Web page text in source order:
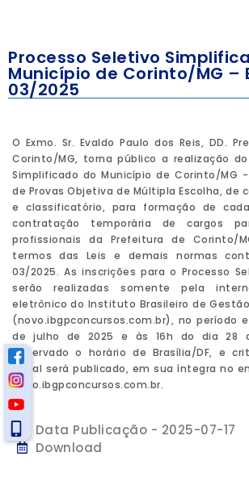
Processo Seletivo
Município de Corinto/MG –
03/2025
O Exmo. Sr. Evaldo Paulo dos Reis, DD.
Corinto/MG, torna público a realização do
Simplificado do Município de Corinto/MG -
de Provas Objetiva de Múltipla Escolha, de
e classificatório, para formação de
contratação temporária de cargos
profissionais da Prefeitura de Corinto/
termos das Leis e demais normas
03/2025. As inscrições para o Processo
serão realizadas somente pela
eletrônico do Instituto Brasileiro de Gestão
(novo.ibgpconcursos.com.br), no período
de julho de 2025 e às 16h do dia 28
observado o horário de Brasília/DF, e
Edital será publicado, em sua íntegra no
novo.ibgpconcursos.com.br.
Data Publicação - 2025-07-17
Download